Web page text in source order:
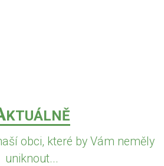
KTUÁLNĚ
obci, které by Vám neměly
uniknout...